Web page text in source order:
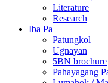
Literature
Research
Iba Pa
Patungkol
Ugnayan
5BN brochure
Pahayagang